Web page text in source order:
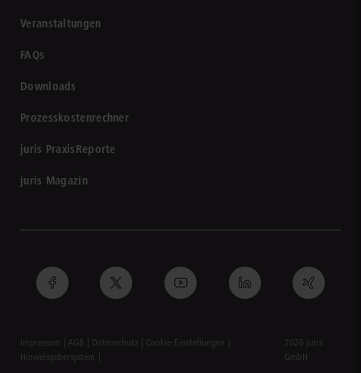
Veranstaltungen
FAQs
Downloads
Prozesskostenrechner
juris PraxisReporte
juris Magazin
Impressum AGB Datenschutz
Cookie-Einstellungen
Hinweisgebersystem
2026 juris
GmbH